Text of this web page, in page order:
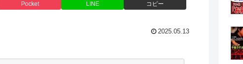
Pocket LINE コピー
2025.05.13